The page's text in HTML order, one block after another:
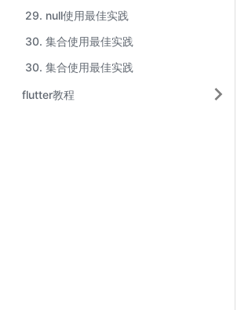
29. null使用最佳实践
30. 集合使用最佳实践
30. 集合使用最佳实践
flutter教程